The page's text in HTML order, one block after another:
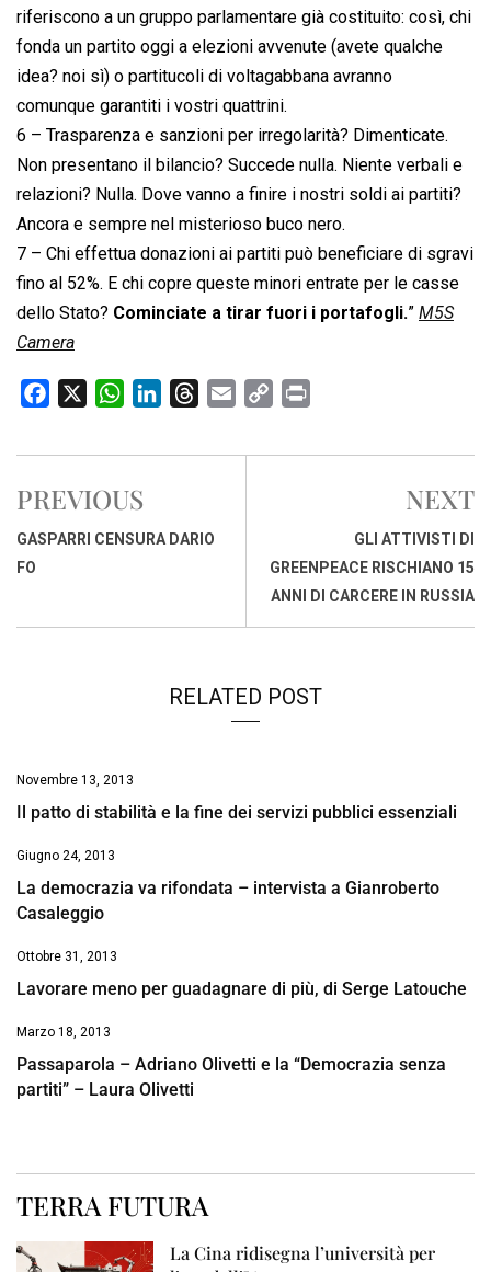
riferiscono a un gruppo parlamentare già costituito: così, chi
fonda un partito oggi a elezioni avvenute (avete qualche
idea? noi sì) o partitucoli di voltagabbana avranno
comunque garantiti i vostri quattrini.
6 – Trasparenza e sanzioni per irregolarità? Dimenticate.
Non presentano il bilancio? Succede nulla. Niente verbali e
relazioni? Nulla. Dove vanno a finire i nostri soldi ai partiti?
Ancora e sempre nel misterioso buco nero.
7 – Chi effettua donazioni ai partiti può beneficiare di sgravi
fino al 52%. E chi copre queste minori entrate per le casse
dello Stato? Cominciate a tirar fuori i portafogli.” M5S
Camera
c
b
o
W
a
s
A
n
d
r
d
a
p
n
k
i
PREVIOUS
GASPARRI CENSURA DARIO
FO
NEXT
GLI ATTIVISTI DI
GREENPEACE RISCHIANO 15
ANNI DI CARCERE IN RUSSIA
RELATED POST
Novembre 13, 2013
Il patto di stabilità e la fine dei servizi pubblici essenziali
Giugno 24, 2013
La democrazia va rifondata – intervista a Gianroberto
Casaleggio
Ottobre 31, 2013
Lavorare meno per guadagnare di più, di Serge Latouche
Marzo 18, 2013
Passaparola – Adriano Olivetti e la “Democrazia senza
partiti” – Laura Olivetti
TERRA FUTURA
La Cina ridisegna l’università per